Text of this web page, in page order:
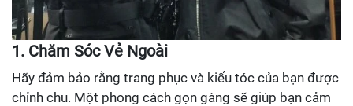
1. Chăm Sóc Vẻ Ngoài
Hãy đảm bảo rằng trang phục và kiểu tóc của bạn được
chỉnh chu. Một phong cách gọn gàng sẽ giúp bạn cảm